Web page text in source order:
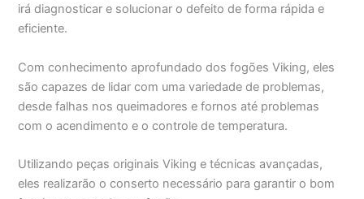
irá diagnosticar e solucionar o defeito de forma rápida e
eficiente.
Com conhecimento aprofundado dos fogões Viking, eles
são capazes de lidar com uma variedade de problemas,
desde falhas nos queimadores e fornos até problemas
com o acendimento e o controle de temperatura.
Utilizando peças originais Viking e técnicas avançadas,
eles realizarão o conserto necessário para garantir o bom